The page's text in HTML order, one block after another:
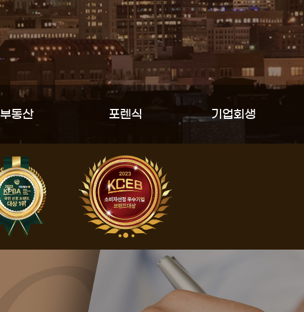
부동산 포렌식 기업회생